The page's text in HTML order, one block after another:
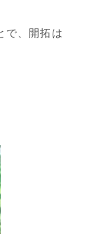
で、開拓は